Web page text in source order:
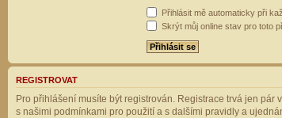
Přihlásit mě automaticky při
Skrýt můj online stav pro toto
REGISTROVAT
Pro přihlášení musíte být registrován. Registrace trvá jen
s našimi podmínkami pro použití a s dalšími pravidly a